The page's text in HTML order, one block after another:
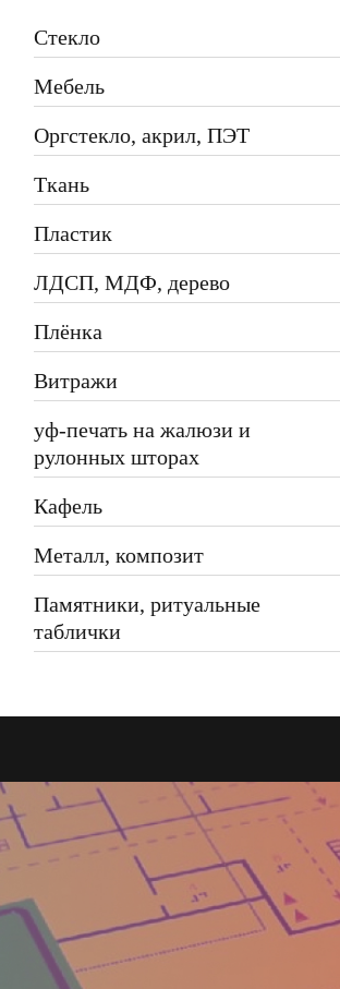
Стекло
Мебель
Оргстекло, акрил, ПЭТ
Ткань
Пластик
ЛДСП, МДФ, дерево
Плёнка
Витражи
уф-печать на жалюзи и
рулонных шторах
Кафель
Металл, композит
Памятники, ритуальные
таблички